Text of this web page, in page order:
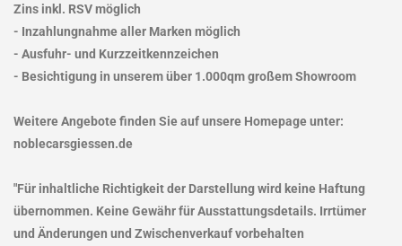
Zins inkl. RSV möglich
- Inzahlungnahme aller Marken möglich
- Ausfuhr- und Kurzzeitkennzeichen
- Besichtigung in unserem über 1.000qm großem Showroom
Weitere Angebote finden Sie auf unsere Homepage unter:
noblecarsgiessen.de
"Für inhaltliche Richtigkeit der Darstellung wird keine Haftung
übernommen. Keine Gewähr für Ausstattungsdetails. Irrtümer
und Änderungen und Zwischenverkauf vorbehalten